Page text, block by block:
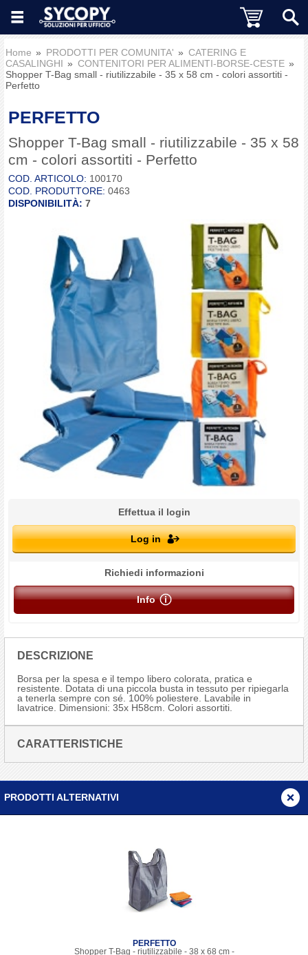
Home PRODOTTI PER COMUNITA'
CATERING E
CASALINGHI
CONTENITORI PER ALIMENTI-BORSE-CESTE
Shopper T-Bag small - riutilizzabile - 35 x 58 cm - colori assortiti -
Perfetto
PERFETTO
Shopper T-Bag small - riutilizzabile - 35 x 58
cm - colori assortiti - Perfetto
COD. ARTICOLO: 100170
COD. PRODUTTORE: 0463
DISPONIBILITÀ: 7
Effettua il login
Log in
Richiedi informazioni
Info
DESCRIZIONE
Borsa per la spesa e il tempo libero colorata, pratica e
resistente. Dotata di una piccola busta in tessuto per ripiegarla
a tenerla sempre con sé. 100% poliestere. Lavabile in
lavatrice. Dimensioni: 35x H58cm. Colori assortiti.
CARATTERISTICHE
PRODOTTI ALTERNATIVI
PERFETTO
Shopper T-Bag - riutilizzabile - 38 x 68 cm -